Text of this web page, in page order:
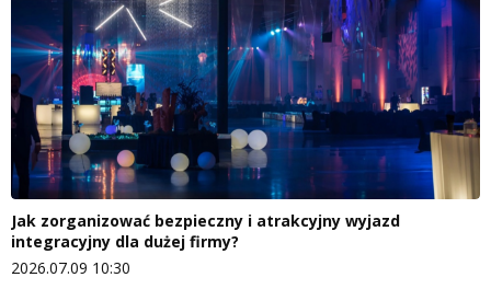
Jak zorganizować bezpieczny i atrakcyjny wyjazd
integracyjny dla dużej firmy?
2026.07.09 10:30